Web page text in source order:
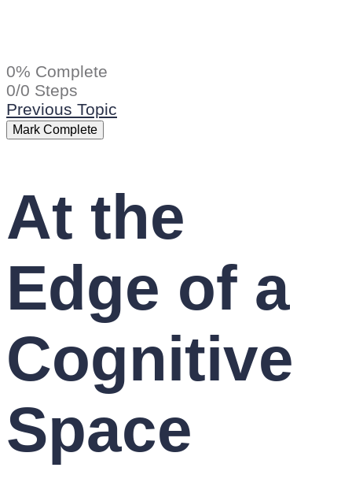
0% Complete
0/0 Steps
Previous Topic
At the
Edge of a
Cognitive
Space